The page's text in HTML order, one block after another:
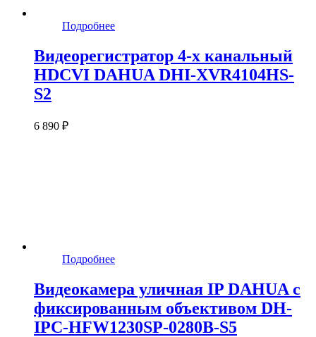
Подробнее
Видеорегистратор 4-х канальный
HDCVI DAHUA DHI-XVR4104HS-
S2
6 890 ₽
Подробнее
Видеокамера уличная IP DAHUA с
фиксированным объективом DH-
IPC-HFW1230SP-0280B-S5